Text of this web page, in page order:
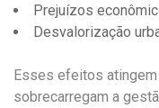
Prejuízos
Desvalorização
Esses efeitos
sobrecarregam a